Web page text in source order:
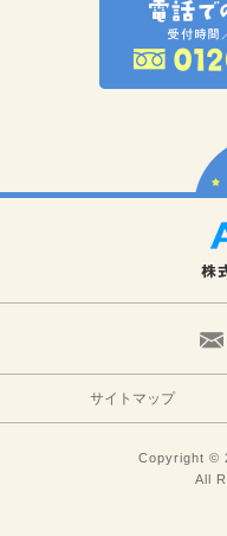
サイトマップ
Copyright ©
All